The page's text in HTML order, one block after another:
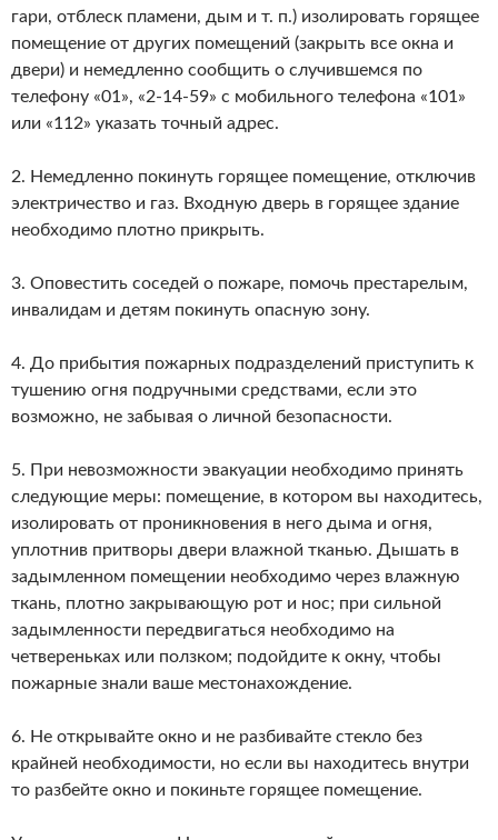
гари, отблеск пламени, дым и т. п.) изолировать горящее
помещение от других помещений (закрыть все окна и
двери) и немедленно сообщить о случившемся по
телефону «01», «2-14-59» с мобильного телефона «101»
или «112» указать точный адрес.
2. Немедленно покинуть горящее помещение, отключив
электричество и газ. Входную дверь в горящее здание
необходимо плотно прикрыть.
3. Оповестить соседей о пожаре, помочь престарелым,
инвалидам и детям покинуть опасную зону.
4. До прибытия пожарных подразделений приступить к
тушению огня подручными средствами, если это
возможно, не забывая о личной безопасности.
5. При невозможности эвакуации необходимо принять
следующие меры: помещение, в котором вы находитесь,
изолировать от проникновения в него дыма и огня,
уплотнив притворы двери влажной тканью. Дышать в
задымленном помещении необходимо через влажную
ткань, плотно закрывающую рот и нос; при сильной
задымленности передвигаться необходимо на
четвереньках или ползком; подойдите к окну, чтобы
пожарные знали ваше местонахождение.
6. Не открывайте окно и не разбивайте стекло без
крайней необходимости, но если вы находитесь внутри
то разбейте окно и покиньте горящее помещение.